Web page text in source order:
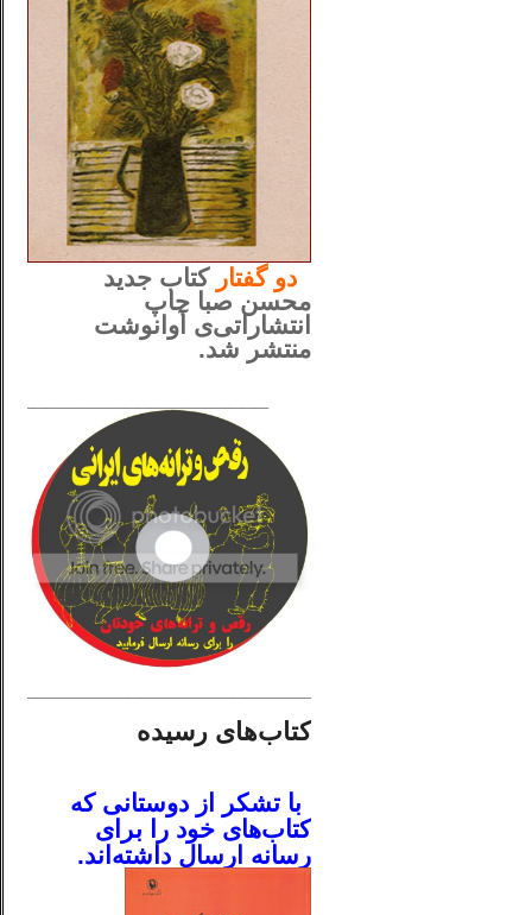
دوگفتار کتاب جدید
محسن صبا چاپ
انتشاراتی‌ی آوانوشت
منتشر شد.
کتاب‌های رسیده
با تشکر از دوستانی که
کتاب‌های خود را برای
رسانه ارسال داشته‌اند.